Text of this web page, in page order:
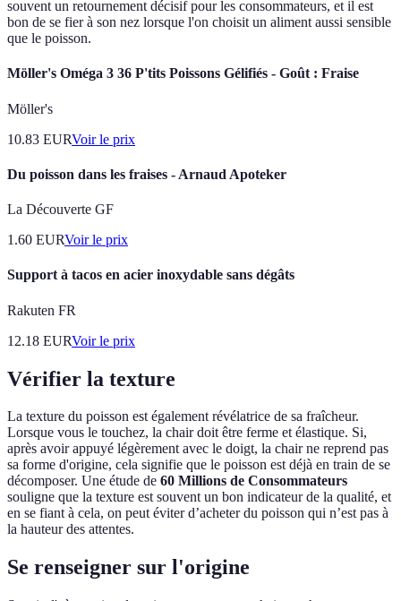
souvent un retournement décisif pour les consommateurs, et il est
bon de se fier à son nez lorsque l'on choisit un aliment aussi sensible
que le poisson.
Möller's Oméga 3 36 P'tits Poissons Gélifiés - Goût : Fraise
Möller's
10.83 EURVoir le prix
Du poisson dans les fraises - Arnaud Apoteker
La Découverte GF
1.60 EURVoir le prix
Support à tacos en acier inoxydable sans dégâts
Rakuten FR
12.18 EURVoir le prix
Vérifier la texture
La texture du poisson est également révélatrice de sa fraîcheur.
Lorsque vous le touchez, la chair doit être ferme et élastique. Si,
après avoir appuyé légèrement avec le doigt, la chair ne reprend pas
sa forme d'origine, cela signifie que le poisson est déjà en train de se
décomposer. Une étude de 60 Millions de Consommateurs
souligne que la texture est souvent un bon indicateur de la qualité, et
en se fiant à cela, on peut éviter d’acheter du poisson qui n’est pas à
la hauteur des attentes.
Se renseigner sur l'origine